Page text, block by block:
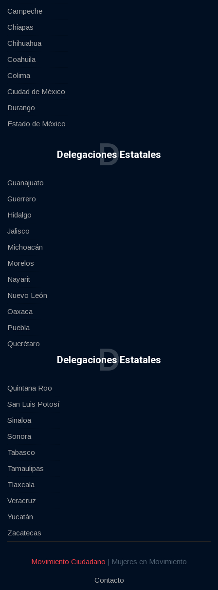
Campeche
Chiapas
Chihuahua
Coahuila
Colima
Ciudad de México
Durango
Estado de México
Delegaciones Estatales
D
Guanajuato
Guerrero
Hidalgo
Jalisco
Michoacán
Morelos
Nayarit
Nuevo León
Oaxaca
Puebla
Querétaro
Delegaciones Estatales
D
Quintana Roo
San Luis Potosí
Sinaloa
Sonora
Tabasco
Tamaulipas
Tlaxcala
Veracruz
Yucatán
Zacatecas
Movimiento Ciudadano | Mujeres en Movimiento
Contacto